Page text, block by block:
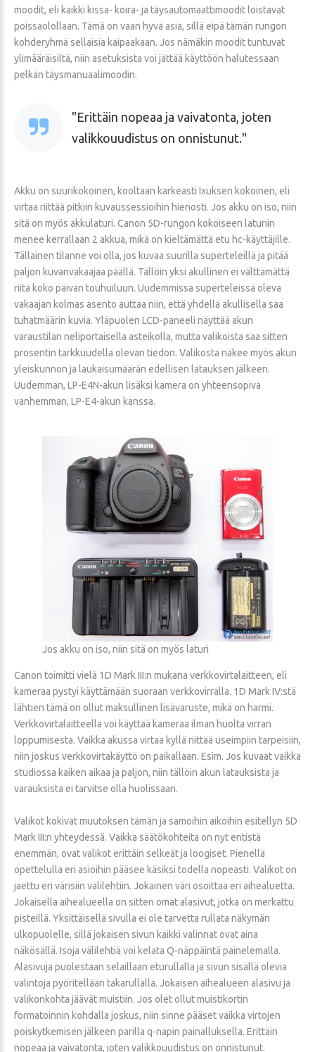
moodit, eli kaikki kissa- koira- ja täysautomaattimoodit loistavat
poissaolollaan. Tämä on vaan hyvä asia, sillä eipä tämän rungon
kohderyhmä sellaisia kaipaakaan. Jos nämäkin moodit tuntuvat
ylimääräisiltä, niin asetuksista voi jättää käyttöön halutessaan
pelkän täysmanuaalimoodin.
Erittäin nopeaa ja vaivatonta, joten
valikkouudistus on onnistunut.
Akku on suurikokoinen, kooltaan karkeasti Ixuksen kokoinen, eli
virtaa riittää pitkiin kuvaussessioihin hienosti. Jos akku on iso, niin
sitä on myös akkulaturi. Canon 5D-rungon kokoiseen laturiin
menee kerrallaan 2 akkua, mikä on kieltämättä etu hc-käyttäjille.
Tällainen tilanne voi olla, jos kuvaa suurilla superteleillä ja pitää
paljon kuvanvakaajaa päällä. Tällöin yksi akullinen ei välttämättä
riitä koko päivän touhuiluun. Uudemmissa superteleissä oleva
vakaajan kolmas asento auttaa niin, että yhdellä akullisella saa
tuhatmäärin kuvia. Yläpuolen LCD-paneeli näyttää akun
varaustilan neliportaisella asteikolla, mutta valikoista saa sitten
prosentin tarkkuudella olevan tiedon. Valikosta näkee myös akun
yleiskunnon ja laukaisumäärän edellisen latauksen jälkeen.
Uudemman, LP-E4N-akun lisäksi kamera on yhteensopiva
vanhemman, LP-E4-akun kanssa.
Jos akku on iso, niin sitä on myös laturi
Canon toimitti vielä 1D Mark III:n mukana verkkovirtalaitteen, eli
kameraa pystyi käyttämään suoraan verkkovirralla. 1D Mark IV:stä
lähtien tämä on ollut maksullinen lisävaruste, mikä on harmi.
Verkkovirtalaitteella voi käyttää kameraa ilman huolta virran
loppumisesta. Vaikka akussa virtaa kyllä riittää useimpiin tarpeisiin,
niin joskus verkkovirtakäyttö on paikallaan. Esim. Jos kuvaat vaikka
studiossa kaiken aikaa ja paljon, niin tällöin akun latauksista ja
varauksista ei tarvitse olla huolissaan.
Valikot kokivat muutoksen tämän ja samoihin aikoihin esitellyn 5D
Mark III:n yhteydessä. Vaikka säätökohteita on nyt entistä
enemmän, ovat valikot erittäin selkeät ja loogiset. Pienellä
opettelulla eri asioihin pääsee käsiksi todella nopeasti. Valikot on
jaettu eri värisiin välilehtiin. Jokainen väri osoittaa eri aihealuetta.
Jokaisella aihealueella on sitten omat alasivut, jotka on merkattu
pisteillä. Yksittäisellä sivulla ei ole tarvetta rullata näkymän
ulkopuolelle, sillä jokaisen sivun kaikki valinnat ovat aina
näkösällä. Isoja välilehtiä voi kelata Q-näppäintä painelemalla.
Alasivuja puolestaan selaillaan eturullalla ja sivun sisällä olevia
valintoja pyöritellään takarullalla. Jokaisen aihealueen alasivu ja
valikonkohta jäävät muistiin. Jos olet ollut muistikortin
formatoinnin kohdalla joskus, niin sinne pääset vaikka virtojen
poiskytkemisen jälkeen parilla q-napin painalluksella. Erittäin
nopeaa ja vaivatonta, joten valikkouudistus on onnistunut.